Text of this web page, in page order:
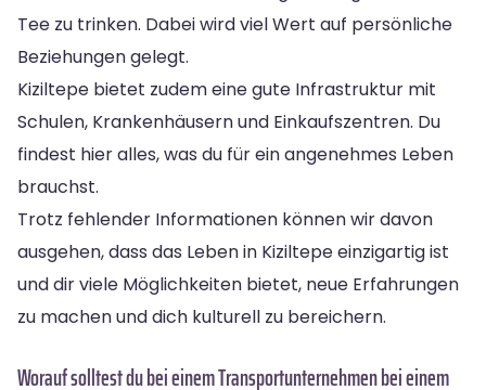
Tee zu trinken. Dabei wird viel Wert auf persönliche
Beziehungen gelegt.
Kiziltepe bietet zudem eine gute Infrastruktur mit
Schulen, Krankenhäusern und Einkaufszentren. Du
findest hier alles, was du für ein angenehmes Leben
brauchst.
Trotz fehlender Informationen können wir davon
ausgehen, dass das Leben in Kiziltepe einzigartig ist
und dir viele Möglichkeiten bietet, neue Erfahrungen
zu machen und dich kulturell zu bereichern.
Worauf solltest du bei einem Transportunternehmen bei einem